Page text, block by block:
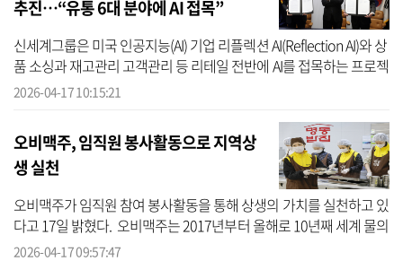
추진…“유통 6대 분야에 AI 접목”
신세계그룹은 미국 인공지능(AI) 기업 리플렉션 AI(Reflection AI)와 상
품 소싱과 재고관리 고객관리 등 리테일 전반에 AI를 접목하는 프로젝
트를 본격 추진한다고 17일 밝혔다. 양사가 힘을 합쳐 AI를 접목할 ...
2026-04-17 10:15:21
오비맥주, 임직원 봉사활동으로 지역상
생 실천
오비맥주가 임직원 참여 봉사활동을 통해 상생의 가치를 실천하고 있
다고 17일 밝혔다. 오비맥주는 2017년부터 올해로 10년째 세계 물의
날(3월 22일)을 맞아 생산공장이 위치한 경기 이천, 충북 청주, 광주
2026-04-17 09:57:47